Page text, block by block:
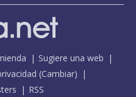
Sugiere una web
(Cambiar)
RSS